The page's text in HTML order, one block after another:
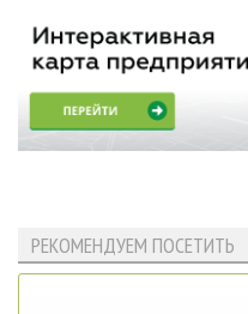
РЕКОМЕНДУЕМ ПОСЕТИТЬ